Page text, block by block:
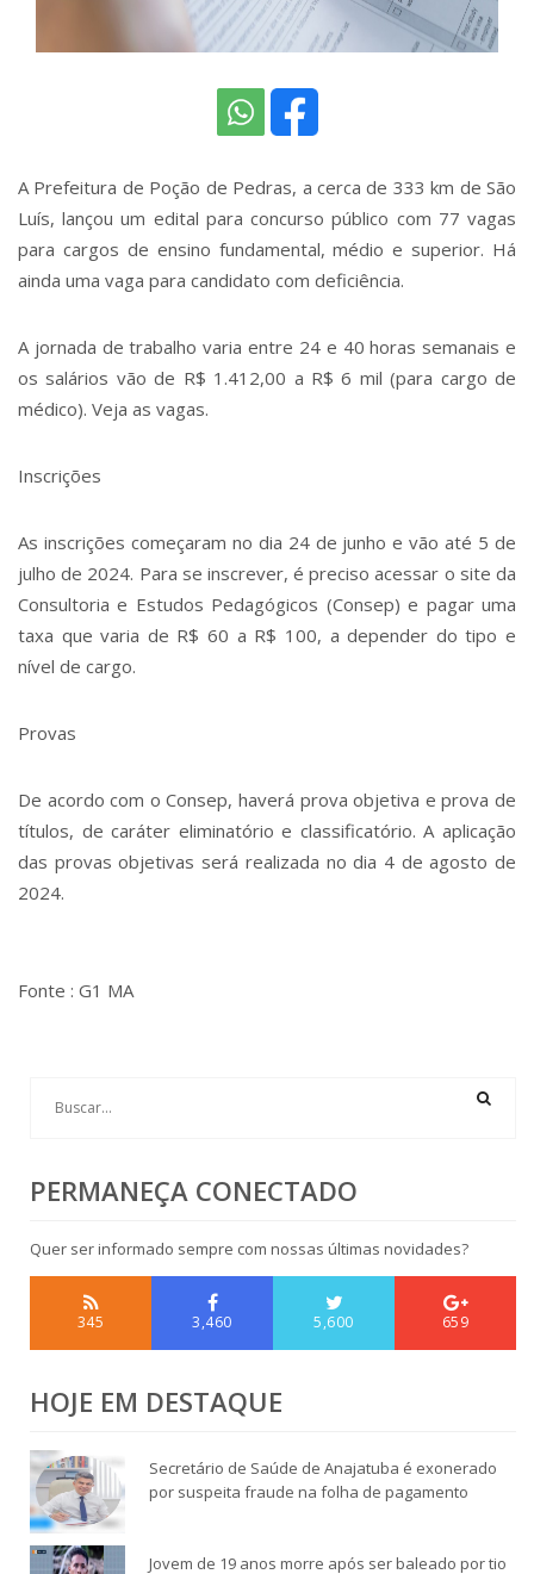
A Prefeitura de Poção de Pedras, a cerca de 333 km de São
Luís, lançou um edital para concurso público com 77 vagas
para cargos de ensino fundamental, médio e superior. Há
ainda uma vaga para candidato com deficiência.
A jornada de trabalho varia entre 24 e 40 horas semanais e
os salários vão de R$ 1.412,00 a R$ 6 mil (para cargo de
médico). Veja as vagas.
Inscrições
As inscrições começaram no dia 24 de junho e vão até 5 de
julho de 2024. Para se inscrever, é preciso acessar o site da
Consultoria e Estudos Pedagógicos (Consep) e pagar uma
taxa que varia de R$ 60 a R$ 100, a depender do tipo e
nível de cargo.
Provas
De acordo com o Consep, haverá prova objetiva e prova de
títulos, de caráter eliminatório e classificatório. A aplicação
das provas objetivas será realizada no dia 4 de agosto de
2024.
Fonte : G1 MA
PERMANEÇA CONECTADO
Quer ser informado sempre com nossas últimas novidades?
345 3,460 5,600 659
HOJE EM DESTAQUE
Secretário de Saúde de Anajatuba é exonerado
por suspeita fraude na folha de pagamento
Jovem de 19 anos morre após ser baleado por tio